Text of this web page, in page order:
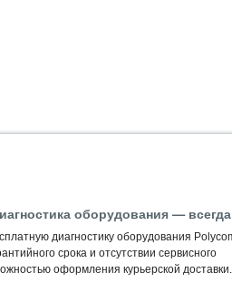
оборудования —
диагностику оборудования
срока и отсутствии сервисного
оформления курьерской доставки.